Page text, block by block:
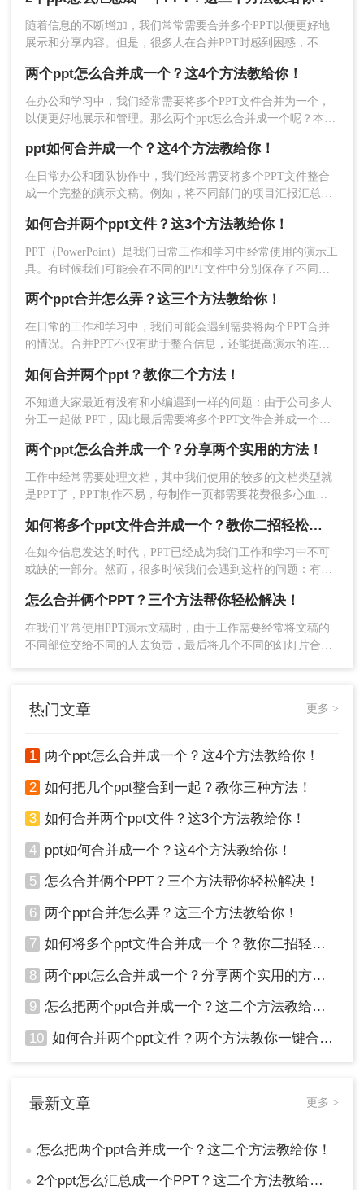
2、将需要合并的文件添加到软件中，可以选择添加
单个PDF文件，也可以添加整个文件夹。
3、在下方菜单栏里设置命名合并后的文件名称，设
置好之后点击“开始转换”，等待软件完成合并操
作。
实用，相信看到这里的你一定知道怎么把两个ppt合
并成一个了吧？快动手试一试吧！
两个ppt合并成一个的方法吧。
随着信息的不断增加，我们常常需要合并多个PPT以便更好地
展示和分享内容。但是，很多人在合并PPT时感到困惑，不知
作更加高效。
两个ppt怎么合并成一个？这4个方法教给你！
在办公和学习中，我们经常需要将多个PPT文件合并为一个，
以便更好地展示和管理。那么两个ppt怎么合并成一个呢？本文
ppt如何合并成一个？这4个方法教给你！
在日常办公和团队协作中，我们经常需要将多个PPT文件整合
成一个完整的演示文稿。例如，将不同部门的项目汇报汇总，
会导致排版错乱、字体丢失或动画效果失效。
如何合并两个ppt文件？这3个方法教给你！
PPT（PowerPoint）是我们日常工作和学习中经常使用的演示工
具。有时候我们可能会在不同的PPT文件中分别保存了不同的
些技巧和注意事项。那么如何合并两个ppt文件呢？在本文中，
我将分享一些方法和步骤，让你能够轻松合并两个PPT文件，
以提高工作效率。
两个ppt合并怎么弄？这三个方法教给你！
​在日常的工作和学习中，我们可能会遇到需要将两个PPT合并
的情况。合并PPT不仅有助于整合信息，还能提高演示的连贯
方法，帮助你轻松合并两个PPT。
如何合并两个ppt？教你二个方法！
不知道大家最近有没有和小编遇到一样的问题：由于公司多人
分工一起做 PPT，因此最后需要将多个PPT文件合并成一个，
命令吧？可是这样可太慢了，很麻烦，而且格式还容易乱。那
么如何合并两个ppt呢？面一起看看吧。
两个ppt怎么合并成一个？分享两个实用的方法！
工作中经常需要处理文档，其中我们使用的较多的文档类型就
是PPT了，PPT制作不易，每制作一页都需要花费很多心血，
来就麻烦了，如果是针对课题做的PPT，那么最好是能够将这
些PPT按时间合并起来，问题来了，两个ppt怎么合并成一个
呢？对于职场小白来说，可没遇到过这样的问题，但是对于职
如何将多个ppt文件合并成一个？教你二招轻松搞定！
在如今信息发达的时代，PPT已经成为我们工作和学习中不可
或缺的一部分。然而，很多时候我们会遇到这样的问题：有很
便我们进行查看和共享。今天，我将分享二种非常简单而又实
用的方法，帮助你将多个PPT文件合并成一个。快来跟我一起
学习吧！
怎么合并俩个PPT？三个方法帮你轻松解决！
在我们平常使用PPT演示文稿时，由于工作需要经常将文稿的
不同部位交给不同的人去负责，最后将几个不同的幻灯片合并
热门文章 更多 >
1 两个ppt怎么合并成一个？这4个方法教给你！
2 如何把几个ppt整合到一起？教你三种方法！
3 如何合并两个ppt文件？这3个方法教给你！
4 ppt如何合并成一个？这4个方法教给你！
5 怎么合并俩个PPT？三个方法帮你轻松解决！
6 两个ppt合并怎么弄？这三个方法教给你！
7 如何将多个ppt文件合并成一个？教你二招轻松搞定！
8 两个ppt怎么合并成一个？分享两个实用的方法！
9 怎么把两个ppt合并成一个？这二个方法教给你！
10 如何合并两个ppt文件？两个方法教你一键合并！
最新文章 更多 >
● 怎么把两个ppt合并成一个？这二个方法教给你！
● 2个ppt怎么汇总成一个PPT？这二个方法教给你！